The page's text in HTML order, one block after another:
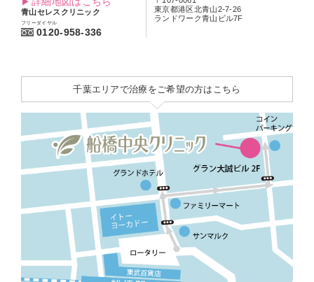
青山セレスクリニック
フリーダイヤル
0120-958-336
東京都港区北青山2-7-26
ランドワーク青山ビル7F
千葉エリアで治療をご希望の方はこちら